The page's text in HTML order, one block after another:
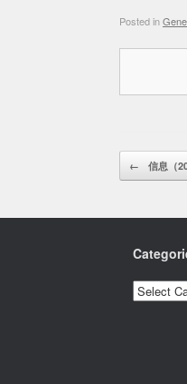
Posted in
Post
← 信息（
Categories